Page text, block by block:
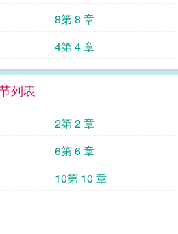
8第 8 章
4第 4 章
列表
2第 2 章
6第 6 章
10第 10 章